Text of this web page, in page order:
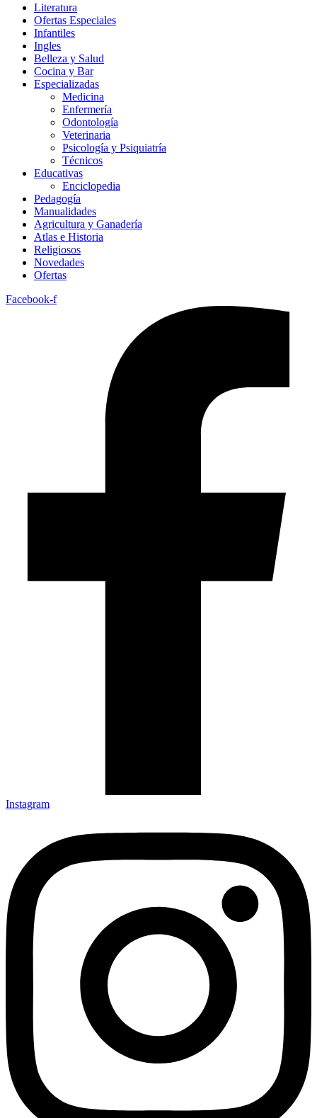
Literatura
Ofertas Especiales
Infantiles
Ingles
Belleza y Salud
Cocina y Bar
Especializadas
Medicina
Enfermería
Odontología
Veterinaria
Psicología y Psiquiatría
Técnicos
Educativas
Enciclopedia
Pedagogía
Manualidades
Agricultura y Ganadería
Atlas e Historia
Religiosos
Novedades
Ofertas
Facebook-f
Instagram